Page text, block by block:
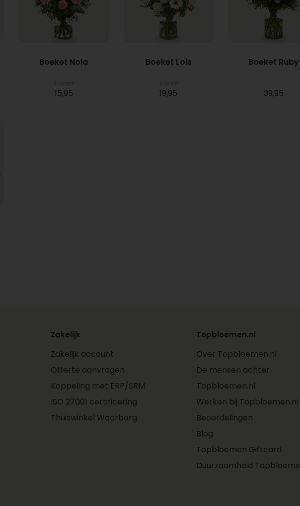
Boeket Nola
15,95
Boeket Lois
19,95
Boeket Ruby
39,95
Zakelijk
Zakelijk account
Offerte aanvragen
Koppeling met ERP/SRM
ISO 27001 certificering
Thuiswinkel Waarborg
Topbloemen.nl
Over Topbloemen.nl
De mensen achter
Topbloemen.nl
Werken bij Topbloemen.nl
Beoordelingen
Blog
Topbloemen Giftcard
Duurzaamheid